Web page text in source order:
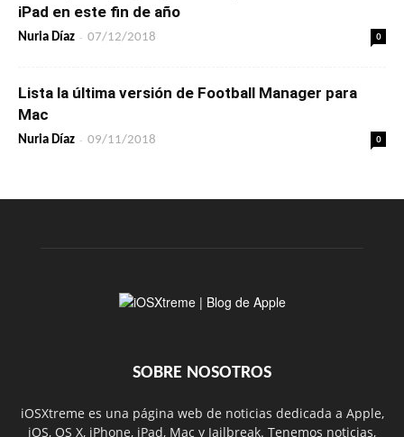
iPad en este fin de año
Nuria Díaz - 07/12/2018 0
Lista la última versión de Football Manager para
Mac
Nuria Díaz - 09/11/2018 0
SOBRE NOSOTROS
iOSXtreme es una página web de noticias dedicada a Apple,
iOS, OS X, iPhone, iPad, Mac y Jailbreak. Tenemos noticias,